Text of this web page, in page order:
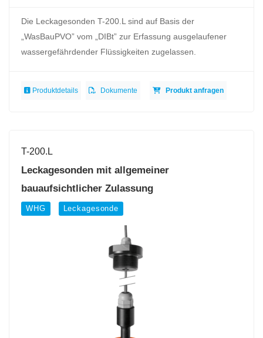
Die Leckagesonden T-200.L sind auf Basis der
„WasBauPVO” vom „DIBt” zur Erfassung ausgelaufener
wassergefährdender Flüssigkeiten zugelassen.
Produktdetails Dokumente Produkt anfragen
T-200.L
Leckagesonden mit allgemeiner
bauaufsichtlicher Zulassung
WHG Leckagesonde